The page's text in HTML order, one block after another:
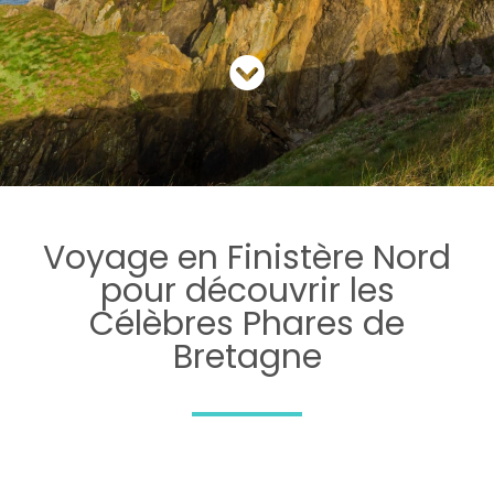
Voyage en Finistère Nord
pour découvrir les
Célèbres Phares de
Bretagne